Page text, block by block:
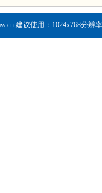
建议使用：1024x768分辨